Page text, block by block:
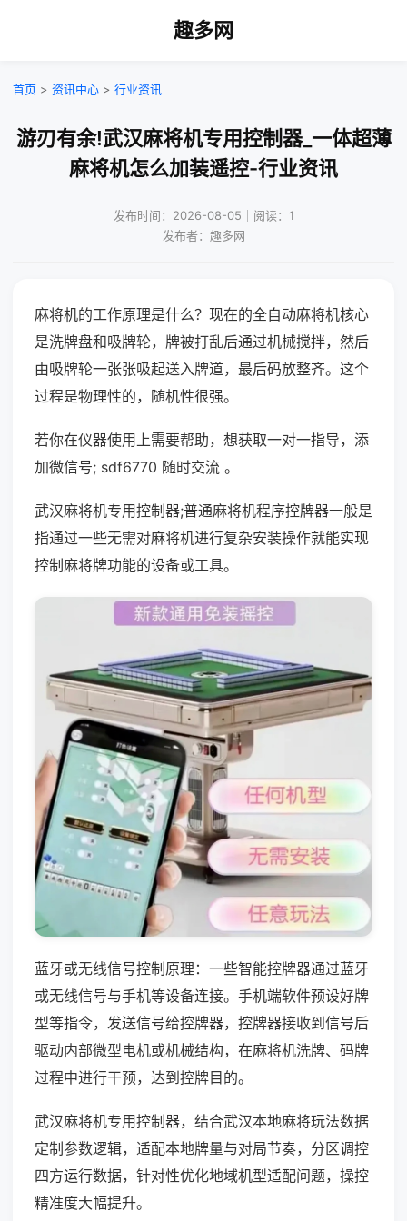
趣多网
首页 > 资讯中心 > 行业资讯
游刃有余!武汉麻将机专用控制器_一体超薄
麻将机怎么加装遥控-行业资讯
发布时间：2026-08-05｜阅读：1
发布者：趣多网
麻将机的工作原理是什么？现在的全自动麻将机核心
是洗牌盘和吸牌轮，牌被打乱后通过机械搅拌，然后
由吸牌轮一张张吸起送入牌道，最后码放整齐。这个
过程是物理性的，随机性很强。
若你在仪器使用上需要帮助，想获取一对一指导，添
加微信号; sdf6770 随时交流 。
武汉麻将机专用控制器;普通麻将机程序控牌器一般是
指通过一些无需对麻将机进行复杂安装操作就能实现
控制麻将牌功能的设备或工具。
蓝牙或无线信号控制原理：一些智能控牌器通过蓝牙
或无线信号与手机等设备连接。手机端软件预设好牌
型等指令，发送信号给控牌器，控牌器接收到信号后
驱动内部微型电机或机械结构，在麻将机洗牌、码牌
过程中进行干预，达到控牌目的。
武汉麻将机专用控制器，结合武汉本地麻将玩法数据
定制参数逻辑，适配本地牌量与对局节奏，分区调控
四方运行数据，针对性优化地域机型适配问题，操控
精准度大幅提升。